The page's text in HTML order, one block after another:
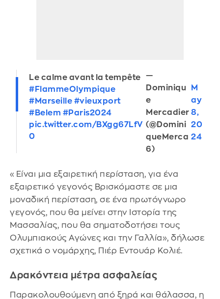
Le calme avant la tempête
#FlammeOlympique
#Marseille #vieuxport
#Belem #Paris2024
pic.twitter.com/BXgg67LfV
0
—
Dominiqu
e
Mercadier
(@Domini
queMerca
6)
M
ay
8,
20
24
«Είναι μια εξαιρετική περίσταση, για ένα
εξαιρετικό γεγονός Βρισκόμαστε σε μια
μοναδική περίσταση, σε ένα πρωτόγνωρο
γεγονός, που θα μείνει στην Ιστορία της
Μασσαλίας, που θα σηματοδοτήσει τους
Ολυμπιακούς Αγώνες και την Γαλλία», δήλωσε
σχετικά ο νομάρχης, Πιέρ Εντουάρ Κολιέ.
Δρακόντεια μέτρα ασφαλείας
Παρακολουθούμενη από ξηρά και θάλασσα, η